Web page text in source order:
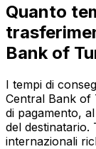
Quanto
Bank of
I tempi di
Central Bank of
di pagamento,
del destinatario.
internazionali